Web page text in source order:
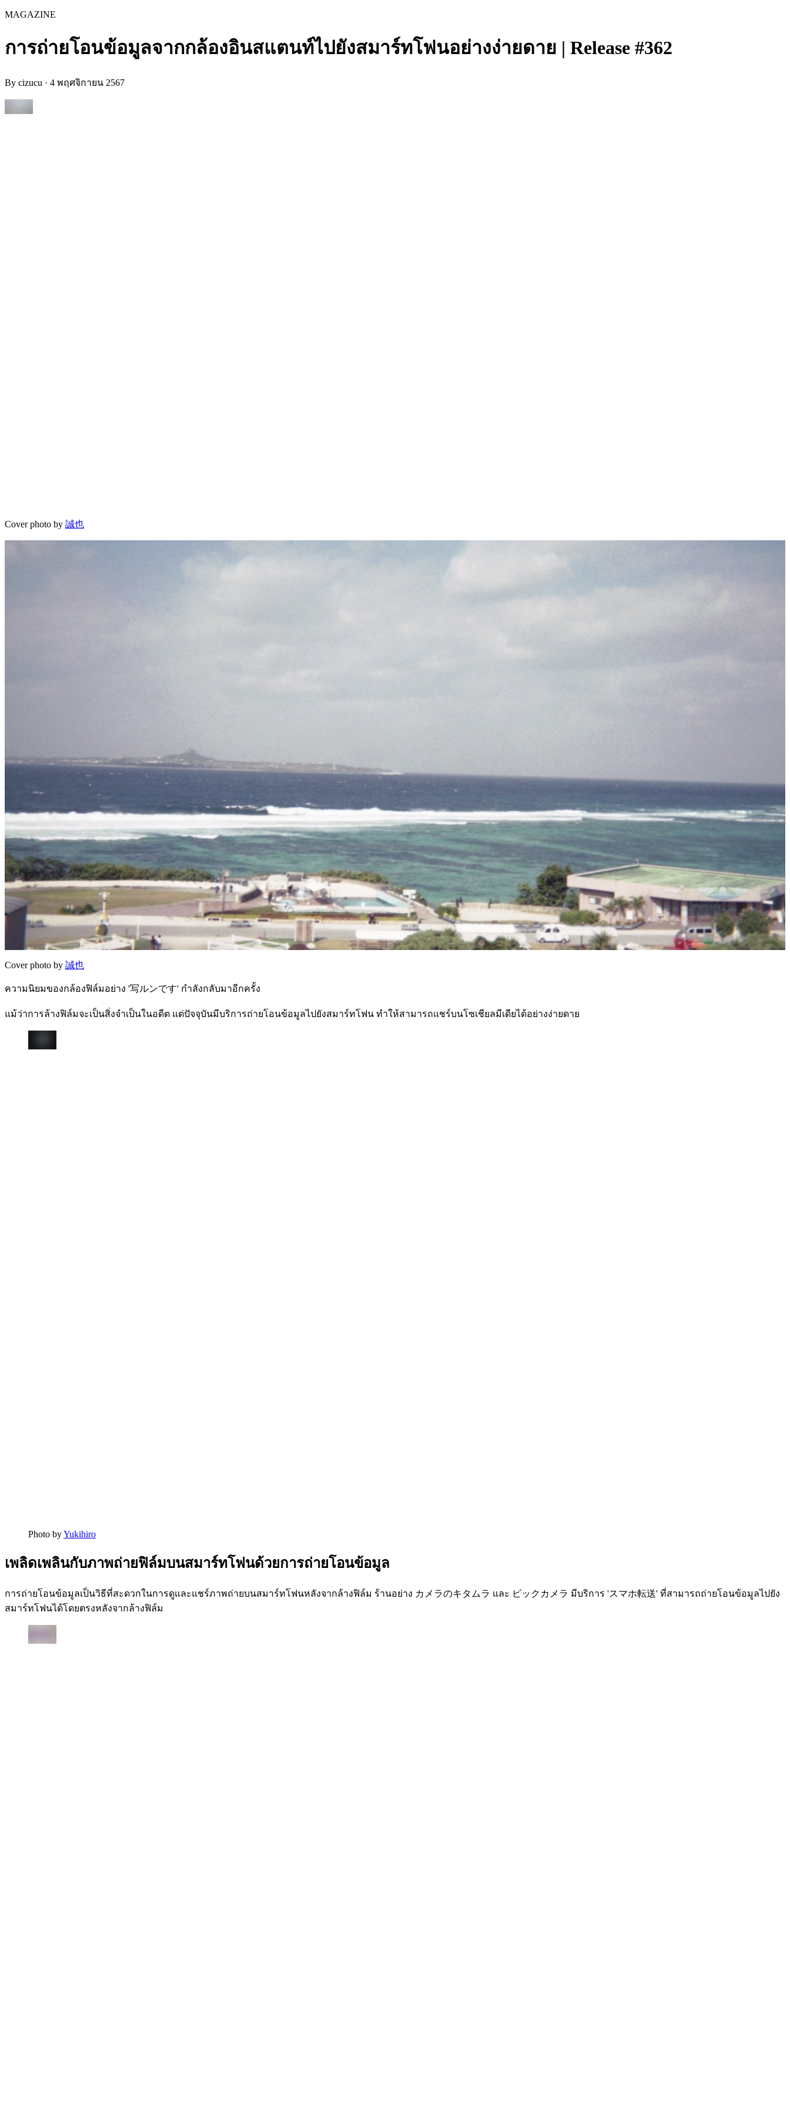
MAGAZINE
การถ่ายโอนข้อมูลจากกล้องอินสแตนท์ไปยังสมาร์ทโฟนอย่างง่ายดาย | Release #362
By cizucu · 4 พฤศจิกายน 2567
Cover photo by 誠也
Cover photo by 誠也
ความนิยมของกล้องฟิล์มอย่าง '写ルンです' กำลังกลับมาอีกครั้ง
แม้ว่าการล้างฟิล์มจะเป็นสิ่งจำเป็นในอดีต แต่ปัจจุบันมีบริการถ่ายโอนข้อมูลไปยังสมาร์ทโฟน ทำให้สามารถแชร์บนโซเชียลมีเดียได้อย่างง่ายดาย
Photo byYukihiro
เพลิดเพลินกับภาพถ่ายฟิล์มบนสมาร์ทโฟนด้วยการถ่ายโอนข้อมูล
การถ่ายโอนข้อมูลเป็นวิธีที่สะดวกในการดูและแชร์ภาพถ่ายบนสมาร์ทโฟนหลังจากล้างฟิล์ม ร้านอย่าง カメラのキタムラ และ ビックカメラ มีบริการ 'スマホ転送' ที่สามารถถ่ายโอนข้อมูลไปยัง
สมาร์ทโฟนได้โดยตรงหลังจากล้างฟิล์ม